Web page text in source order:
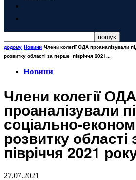
додому Новини Члени колегії ОДА проаналізували
розвитку області за перше півріччя 2021...
Новини
Члени колегії ОДА
проаналізували
соціально-
розвитку
півріччя 2021
27.07.2021